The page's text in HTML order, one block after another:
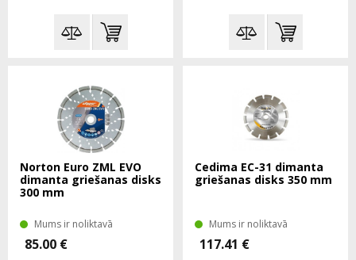
Norton Euro ZML EVO
dimanta griešanas disks
300 mm
Mums ir noliktavā
85.00 €
Cedima EC-31 dimanta
griešanas disks 350 mm
Mums ir noliktavā
117.41 €